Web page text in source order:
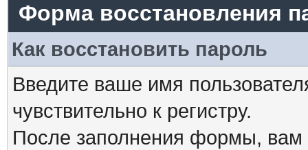
Форма восстановления
Как восстановить пароль
Введите ваше имя
чувствительно к регистру.
После заполнения формы, вам